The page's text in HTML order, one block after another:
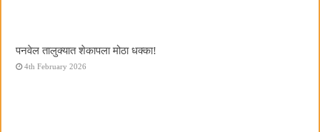
पनवेल तालुक्यात शेकापला मोठा धक्का!
4th February 2026